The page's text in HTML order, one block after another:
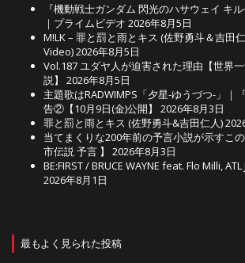
『機動戦士ガンダム 閃光のハサウェイ キ
｜プライムビデオ 2026年8月5日
M!LK – 罪と罰と雨とキス (佐野勇斗＆吉田
Video)2026年8月5日
Vol.187 ユダヤ人が迫害された理由【世界
説】
2026年8月5日
主題歌はRADWIMPS「夕星-ゆうづつ-」｜
告②【10月9日(金)公開】
2026年8月3日
罪と罰と雨とキス (佐野勇斗&吉田仁人)
当てまくりな200年前の予言小説が示すこ
市伝説 予言 】
2026年8月3日
BE:FIRST / BRUCE WAYNE feat. Flo Milli,
2026年8月1日
最もよく見られた投稿